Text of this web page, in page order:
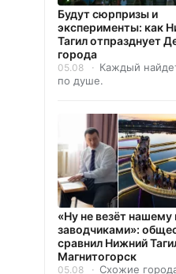
Будут сюрпризы и
эксперименты: как
Тагил отпразднует
города
05.08
Каждый
по душе.
«Ну не везёт нашему
заводчиками»:
сравнил Нижний
Магнитогорск
05.08
Схожие